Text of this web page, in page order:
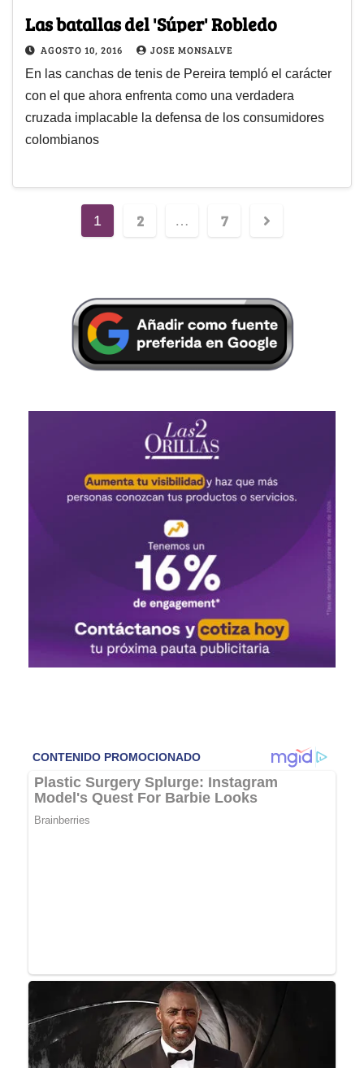
Las batallas del 'Súper' Robledo
AGOSTO 10, 2016 JOSE MONSALVE
En las canchas de tenis de Pereira templó el carácter
con el que ahora enfrenta como una verdadera
cruzada implacable la defensa de los consumidores
colombianos
1 2 … 7